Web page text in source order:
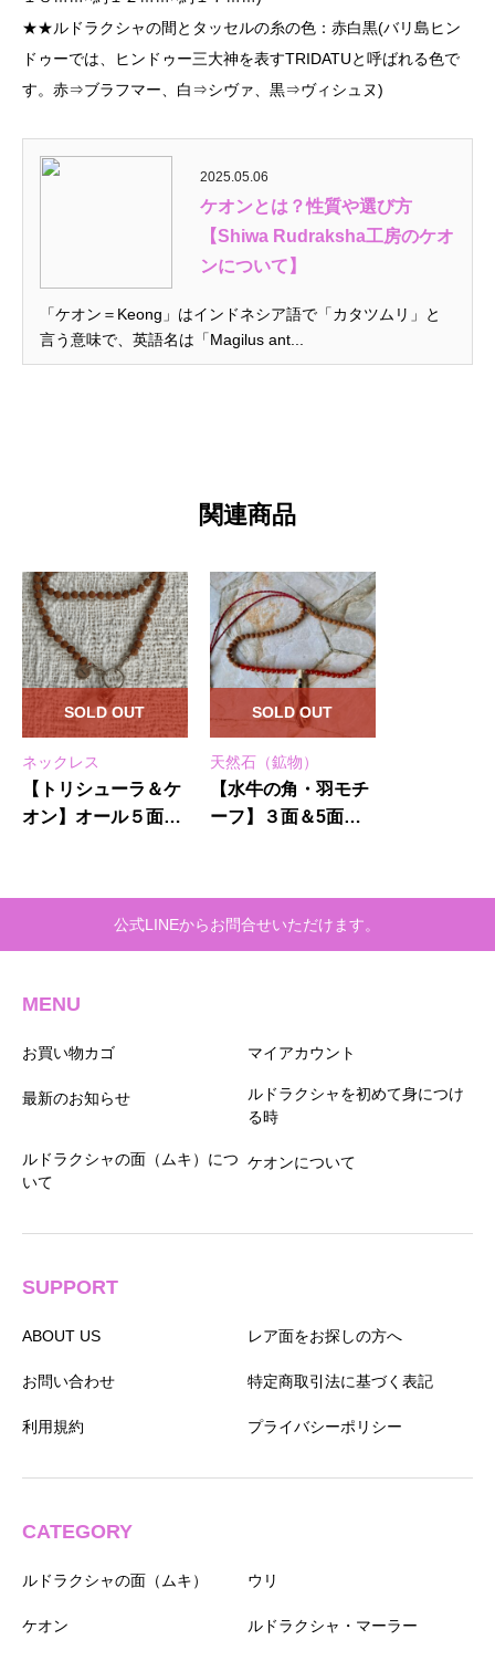
★★ルドラクシャの間とタッセルの糸の色：赤白黒(バリ島ヒン
ドゥーでは、ヒンドゥー三大神を表すTRIDATUと呼ばれる色で
す。赤⇒ブラフマー、白⇒シヴァ、黒⇒ヴィシュヌ)
2025.05.06
ケオンとは？性質や選び方
【Shiwa Rudraksha工房のケオ
ンについて】
「ケオン＝Keong」はインドネシア語で「カタツムリ」と
言う意味で、英語名は「Magilus ant...
関連商品
ネックレス
【トリシューラ＆ケ
オン】オール５面★
SOLD OUT
天然石（鉱物）
【水牛の角・羽モチ
ーフ】３面＆5面★
SOLD OUT
公式LINEからお問合せいただけます。
MENU
お買い物カゴ マイアカウント
最新のお知らせ
ルドラクシャを初めて身につけ
る時
ルドラクシャの面（ムキ）につ
いて
ケオンについて
SUPPORT
ABOUT US レア面をお探しの方へ
お問い合わせ 特定商取引法に基づく表記
利用規約 プライバシーポリシー
CATEGORY
ルドラクシャの面（ムキ） ウリ
ケオン ルドラクシャ・マーラー